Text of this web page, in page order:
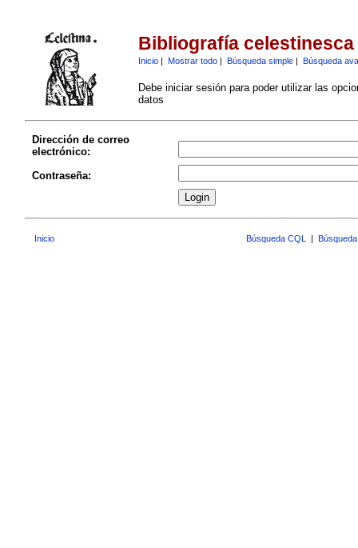
Bibliografía celestinesca
Inicio| Mostrar todo| Búsqueda simple| Búsqueda
Debe iniciar sesión para poder utilizar las
datos
Dirección de correo
electrónico:
Contraseña:
Inicio Búsqueda CQL |